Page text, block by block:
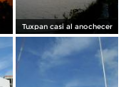
Tuxpan casi al anochecer